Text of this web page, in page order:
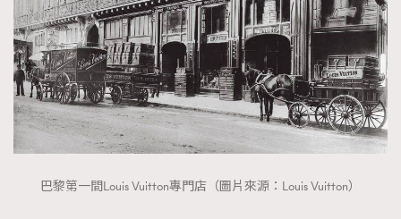
巴黎第一間Louis Vuitton專門店（圖片來源：Louis Vuitton）